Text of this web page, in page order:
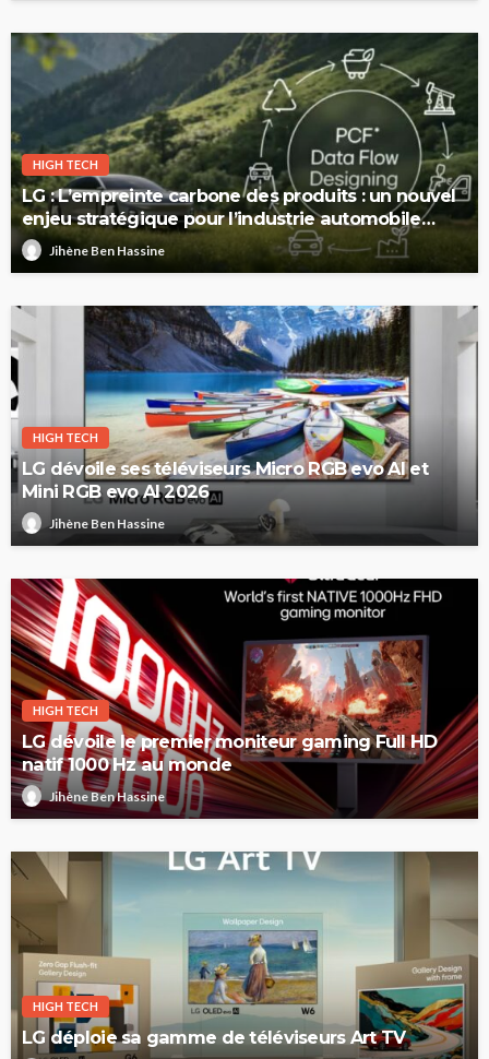
HIGH TECH
LG : L’empreinte carbone des produits : un nouvel
enjeu stratégique pour l’industrie automobile
européenne
Jihène Ben Hassine
HIGH TECH
LG dévoile ses téléviseurs Micro RGB evo AI et
Mini RGB evo AI 2026
Jihène Ben Hassine
HIGH TECH
LG dévoile le premier moniteur gaming Full HD
natif 1000 Hz au monde
Jihène Ben Hassine
HIGH TECH
LG déploie sa gamme de téléviseurs Art TV